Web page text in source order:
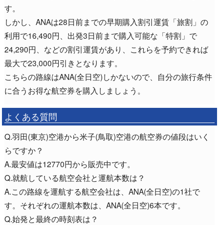
す。
しかし、ANAは28日前までの早期購入割引運賃「旅割」の
利用で16,490円、出発3日前まで購入可能な「特割」で
24,290円、などの割引運賃があり、これらを予約できれば
最大で23,000円引きとなります。
こちらの路線はANA(全日空)しかないので、自分の旅行条件
に合うお得な航空券を購入しましょう。
よくある質問
Q.羽田(東京)空港から米子(鳥取)空港の航空券の値段はいく
らですか？
A.最安値は12770円から販売中です。
Q.就航している航空会社と運航本数は？
A.この路線を運航する航空会社は、ANA(全日空)の1社で
す。それぞれの運航本数は、ANA(全日空)6本です。
Q.始発と最終の時刻表は？